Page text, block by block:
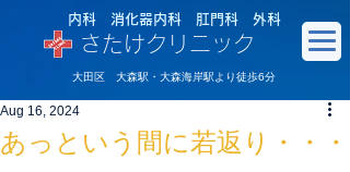
内科 消化器内科 肛門科 外科
さたけクリニック
大田区 大森駅・大森海岸駅より徒歩6分
あっという間に若返り・・・
Aug 16, 2024